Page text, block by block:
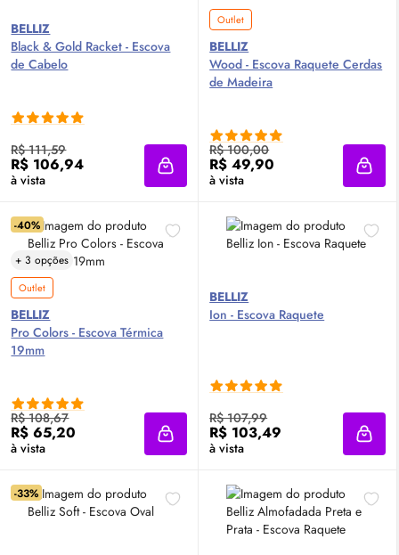
BELLIZ
Black & Gold Racket - Escova
de Cabelo
R$ 111,59
R$ 106,94
à vista Adicionar à sacola
Outlet
BELLIZ
Wood - Escova Raquete Cerdas
de Madeira
R$ 100,00
R$ 49,90
à vista
-40%
+ 3 opções
Outlet
BELLIZ
Pro Colors - Escova Térmica
19mm
R$ 108,67
R$ 65,20
à vista Adicionar à sacola
BELLIZ
Ion - Escova Raquete
R$ 107,99
R$ 103,49
à vista
-33%